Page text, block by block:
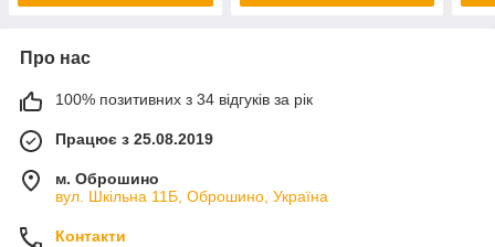
Про нас
100% позитивних з 34 відгуків за рік
Працює з 25.08.2019
м. Оброшино
вул. Шкільна 11Б, Оброшино, Україна
Контакти